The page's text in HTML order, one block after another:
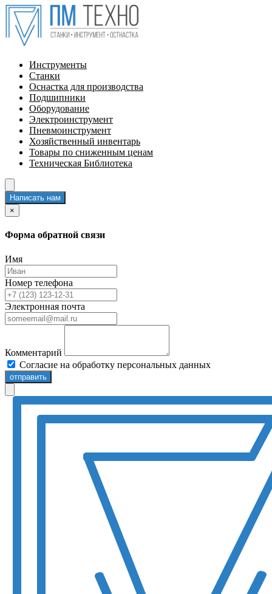
Инструменты
Станки
Оснастка для производства
Подшипники
Оборудование
Электроинструмент
Пневмоинструмент
Хозяйственный инвентарь
Товары по сниженным ценам
Техническая Библиотека
Написать нам
×
Форма обратной связи
Имя
Номер телефона
Электронная почта
Комментарий
Согласие на обработку персональных данных
отправить